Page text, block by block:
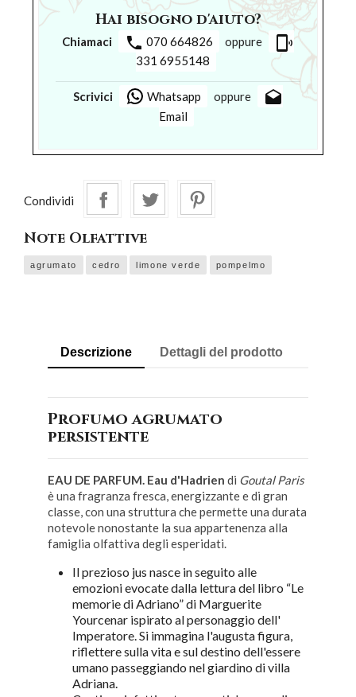
Hai bisogno d'aiuto?
Chiamaci phone 070 664826 oppure phonelink_ring
331 6955148
Scrivici Whatsapp oppure drafts
Email
Condividi
Note Olfattive
agrumato cedro limone verde pompelmo
Descrizione Dettagli del prodotto
Profumo agrumato
persistente
EAU DE PARFUM. Eau d'Hadrien di Goutal Paris
è una fragranza fresca, energizzante e di gran
classe, con una struttura che permette una durata
notevole nonostante la sua appartenenza alla
famiglia olfattiva degli esperidati.
Il prezioso jus nasce in seguito alle
emozioni evocate dalla lettura del libro “Le
memorie di Adriano” di Marguerite
Yourcenar ispirato al personaggio dell'
Imperatore. Si immagina l'augusta figura,
riflettere sulla vita e sul destino dell'essere
umano passeggiando nel giardino di villa
Adriana.